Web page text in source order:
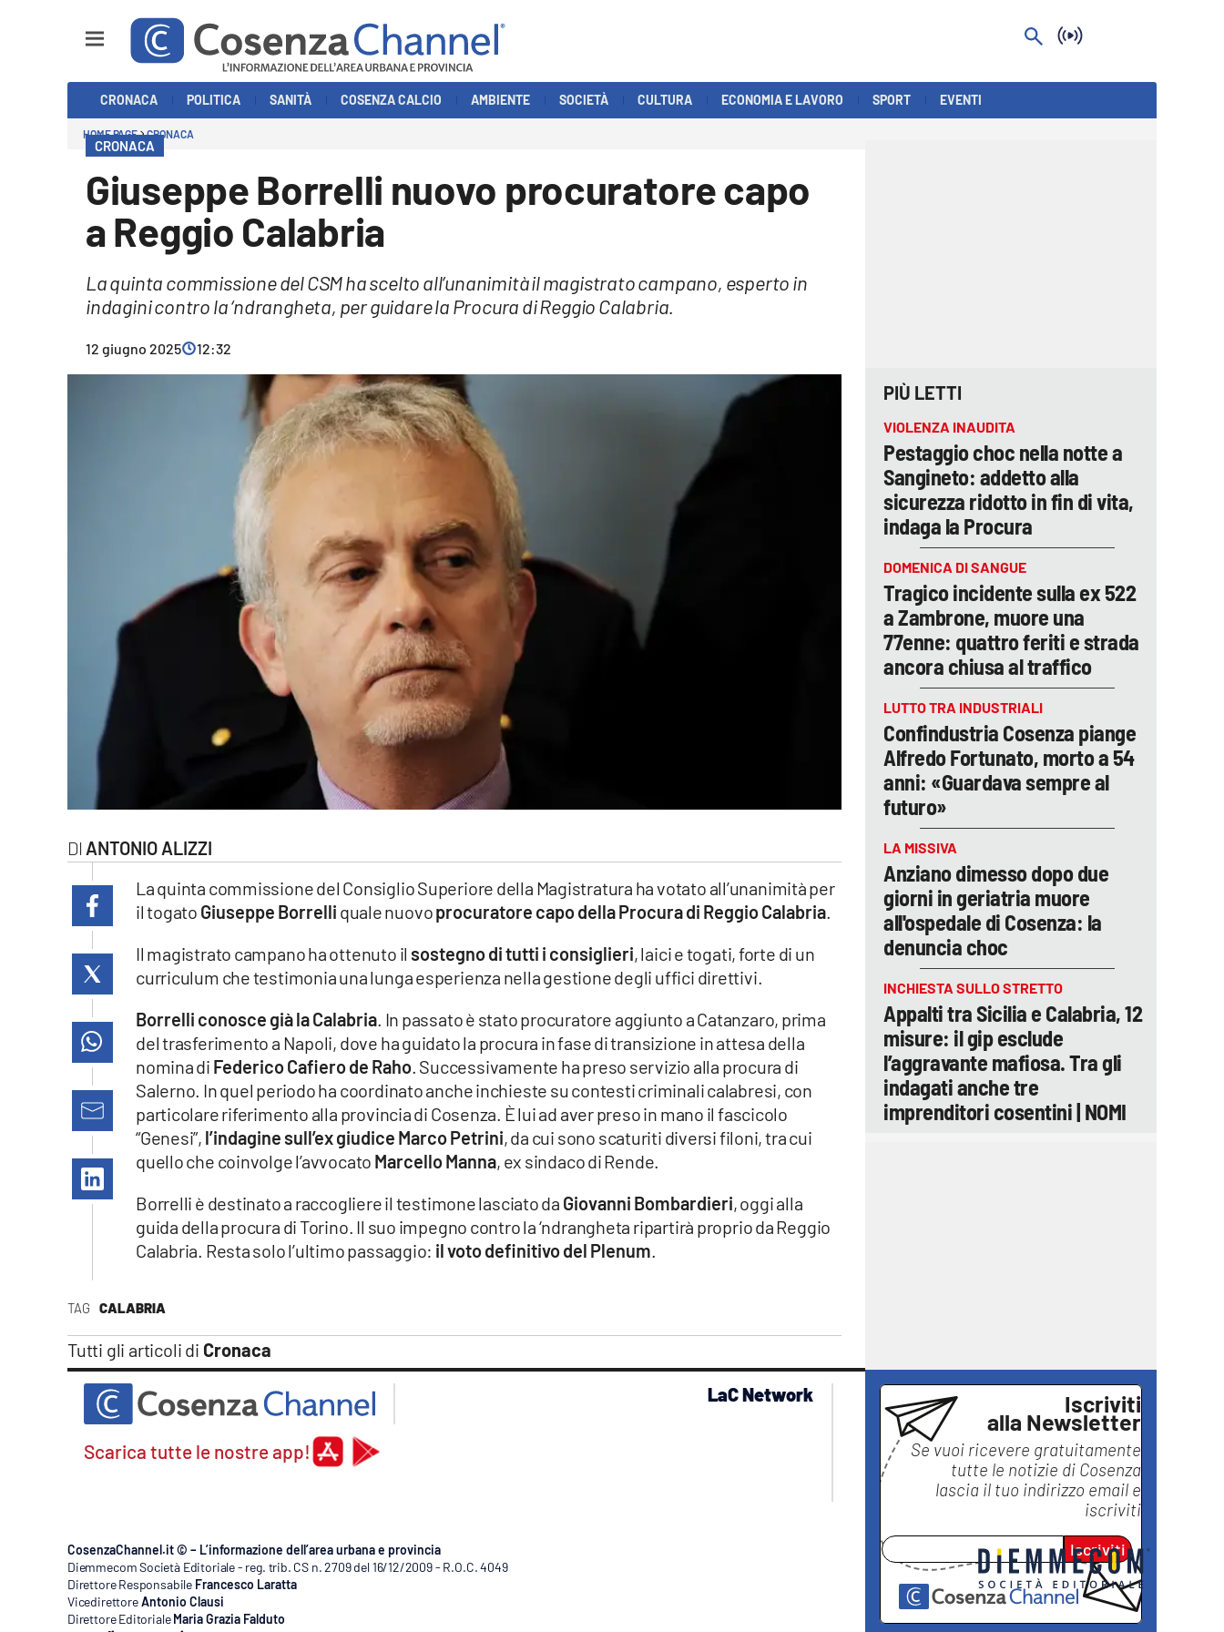
Economia e Lavoro
cosenzachannel.it
catanzarochannel.it
lacapitalenews.it
CRONACA POLITICA SANITÀ COSENZA CALCIO AMBIENTE SOCIETÀ CULTURA ECONOMIA E LAVORO SPORT EVENTI
HOME PAGE CRONACA
CRONACA
Giuseppe Borrelli nuovo procuratore capo
a Reggio Calabria
La quinta commissione del CSM ha scelto all’unanimità il magistrato campano, esperto in
indagini contro la ‘ndrangheta, per guidare la Procura di Reggio Calabria.
12 giugno 2025 12:32
ANTONIO ALIZZI
TAG CALABRIA
Tutti gli articoli di Cronaca
La quinta commissione del Consiglio Superiore della Magistratura ha votato all’unanimità per
il togato Giuseppe Borrelli quale nuovoprocuratore capo della Procura di Reggio Calabria.
Il magistrato campano ha ottenuto il sostegno di tutti i consiglieri, laici e togati, forte di un
curriculum che testimonia una lunga esperienza nella gestione degli uffici direttivi.
Borrelli conosce già la Calabria. In passato è stato procuratore aggiunto a Catanzaro, prima
del trasferimento a Napoli, dove ha guidato la procura in fase di transizione in attesa della
nomina di Federico Cafiero de Raho. Successivamente ha preso servizio alla procura di
Salerno. In quel periodo ha coordinato anche inchieste su contesti criminali calabresi, con
particolare riferimento alla provincia di Cosenza. È lui ad aver preso in mano il fascicolo
“Genesi”, l’indagine sull’ex giudice Marco Petrini, da cui sono scaturiti diversi filoni, tra cui
quello che coinvolge l’avvocato Marcello Manna, ex sindaco di Rende.
Borrelli è destinato a raccogliere il testimone lasciato da Giovanni Bombardieri, oggi alla
guida della procura di Torino. Il suo impegno contro la ‘ndrangheta ripartirà proprio da Reggio
Calabria. Resta solo l’ultimo passaggio: il voto definitivo del Plenum.
PIÙ LETTI
VIOLENZA INAUDITA
Pestaggio choc nella notte a
Sangineto: addetto alla
sicurezza ridotto in fin di vita,
indaga la Procura
DOMENICA DI SANGUE
Tragico incidente sulla ex 522
a Zambrone, muore una
77enne: quattro feriti e strada
ancora chiusa al traffico
LUTTO TRA INDUSTRIALI
Confindustria Cosenza piange
Alfredo Fortunato, morto a 54
anni: «Guardava sempre al
futuro»
LA MISSIVA
Anziano dimesso dopo due
giorni in geriatria muore
all'ospedale di Cosenza: la
denuncia choc
INCHIESTA SULLO STRETTO
Appalti tra Sicilia e Calabria, 12
misure: il gip esclude
l’aggravante mafiosa. Tra gli
indagati anche tre
imprenditori cosentini | NOMI
Iscriviti
alla Newsletter
Se vuoi ricevere gratuitamente
tutte le notizie di Cosenza
lascia il tuo indirizzo email e
iscriviti
Iscriviti
Scarica tutte le nostre app!
LaC Network
lacplay.it
lactv.it
laconair.it
lacapitalenews.it
ilreggino.it
ilvibonese.it
catanzarochannel.it
CosenzaChannel.it © – L’informazione dell’area urbana e provincia
Diemmecom Società Editoriale - reg. trib. CS n. 2709 del 16/12/2009 - R.O.C. 4049
Direttore Responsabile Francesco Laratta
VicedirettoreAntonio Clausi
Direttore Editoriale Maria Grazia Falduto